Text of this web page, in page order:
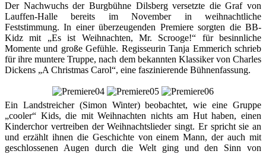
Der Nachwuchs der Burgbühne Dilsberg versetzte die Graf von
Lauffen-Halle bereits im November in weihnachtliche
Feststimmung. In einer überzeugenden Premiere sorgten die BB-
Kidz mit „Es ist Weihnachten, Mr. Scrooge!“ für besinnliche
Momente und große Gefühle. Regisseurin Tanja Emmerich schrieb
für ihre muntere Truppe, nach dem bekannten Klassiker von Charles
Dickens „A Christmas Carol“, eine faszinierende Bühnenfassung.
Ein Landstreicher (Simon Winter) beobachtet, wie eine Gruppe
„cooler“ Kids, die mit Weihnachten nichts am Hut haben, einen
Kinderchor vertreiben der Weihnachtslieder singt. Er spricht sie an
und erzählt ihnen die Geschichte von einem Mann, der auch mit
geschlossenen Augen durch die Welt ging und den Sinn von